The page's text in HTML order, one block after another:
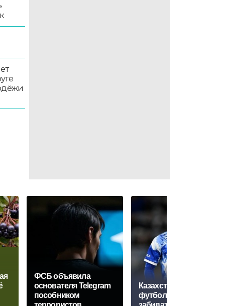
ФСБ объявила
основателя Telegram
пособником
Казахстанский
футболист начал